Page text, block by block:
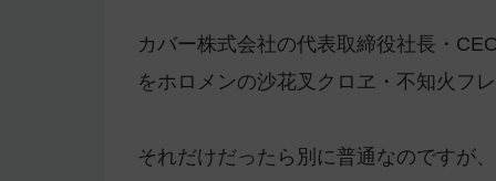
カバー株式会社の代表取締役社長・
をホロメンの沙花叉クロヱ・不知火フ
それだけだったら別に普通なのですが、